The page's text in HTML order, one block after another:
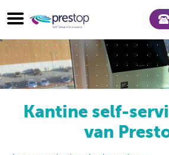
Kantine self-
van